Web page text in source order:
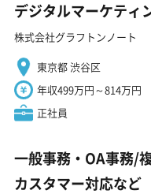
デジタルマーケティ
株式会社グラフトンノート
東京都 渋谷区
年収499万円～814万円
正社員
一般事務・OA事務/
カスタマー対応など